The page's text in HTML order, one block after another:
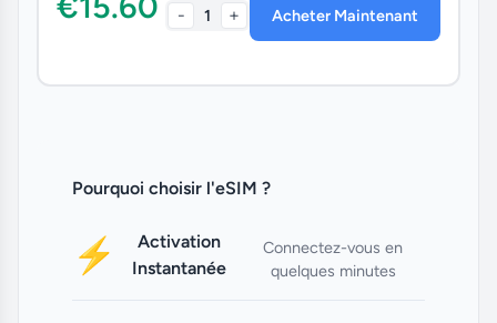
- 1 + Acheter Maintenant
Pourquoi choisir l'eSIM ?
⚡
Activation
Instantanée
Connectez-vous en
quelques minutes